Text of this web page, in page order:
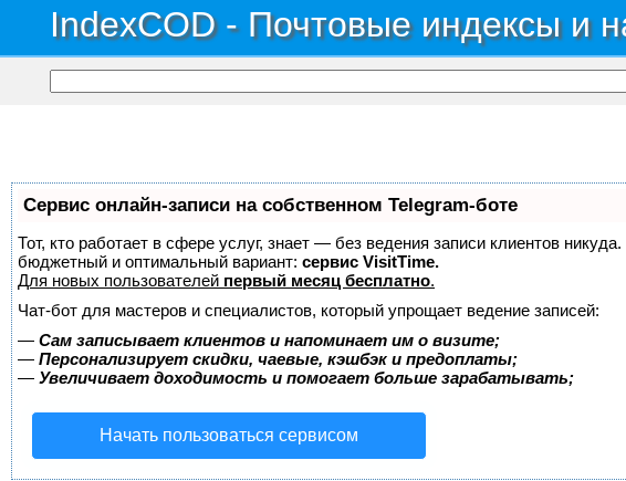
IndexCOD - Почтовые индексы и
Сервис онлайн-записи на собственном Telegram-боте
Тот, кто работает в сфере услуг, знает — без ведения записи клиентов
бюджетный и оптимальный вариант: сервис VisitTime.
Для новых пользователей первый месяц бесплатно.
Чат-бот для мастеров и специалистов, который упрощает ведение записей:
— Сам записывает клиентов и напоминает им о визите;
— Персонализирует скидки, чаевые, кэшбэк и предоплаты;
— Увеличивает доходимость и помогает больше зарабатывать;
Начать пользоваться сервисом